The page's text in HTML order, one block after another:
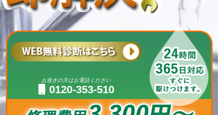
お急ぎの方はお電話ください
0120-353-510